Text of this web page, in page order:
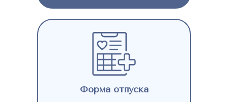
Форма отпуска